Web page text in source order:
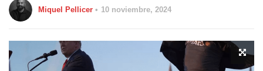
Miquel Pellicer 10 noviembre, 2024